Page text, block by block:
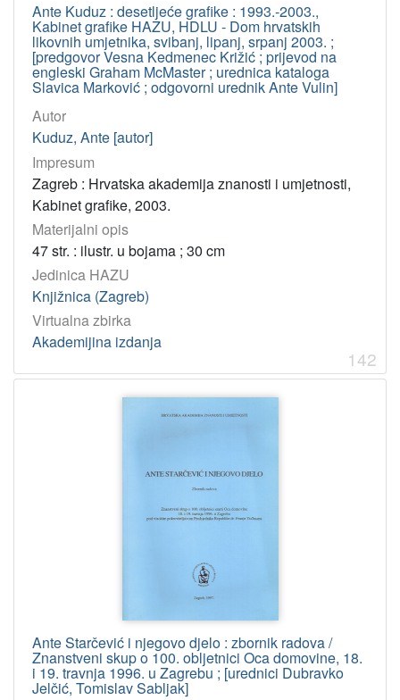
Ante Kuduz : desetljeće grafike : 1993.-2003.,
Kabinet grafike HAZU, HDLU - Dom hrvatskih
likovnih umjetnika, svibanj, lipanj, srpanj 2003. ;
[predgovor Vesna Kedmenec Križić ; prijevod na
engleski Graham McMaster ; urednica kataloga
Slavica Marković ; odgovorni urednik Ante Vulin]
Autor
Kuduz, Ante [autor]
Impresum
Zagreb : Hrvatska akademija znanosti i umjetnosti,
Kabinet grafike, 2003.
Materijalni opis
47 str. : ilustr. u bojama ; 30 cm
Jedinica HAZU
Knjižnica (Zagreb)
Virtualna zbirka
Akademijina izdanja
142
Ante Starčević i njegovo djelo : zbornik radova /
Znanstveni skup o 100. obljetnici Oca domovine, 18.
i 19. travnja 1996. u Zagrebu ; [urednici Dubravko
Jelčić, Tomislav Sabljak]